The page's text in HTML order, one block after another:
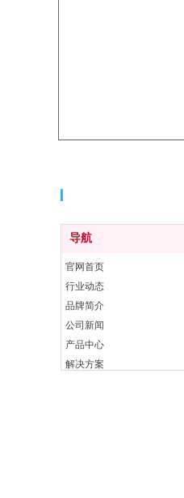
导航
官网首页
行业动态
品牌简介
公司新闻
产品中心
解决方案